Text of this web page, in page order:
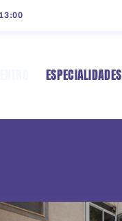
ESPECIALIDADES